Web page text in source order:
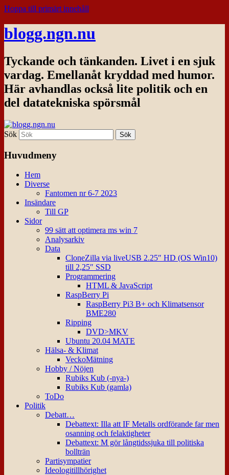
Hoppa till primärt innehåll
blogg.ngn.nu
Tyckande och tänkanden. Livet i en sjuk
vardag. Emellanåt kryddad med humor.
Här avhandlas också lite politik och en
del datatekniska spörsmål
Sök
Huvudmeny
Hem
Diverse
Fantomen nr 6-7 2023
Insändare
Till GP
Sidor
99 sätt att optimera ms win 7
Analysarkiv
Data
CloneZilla via liveUSB 2.25″ HD (OS Win10)
till 2,25″ SSD
Programmering
HTML & JavaScript
RaspBerry Pi
RaspBerry Pi3 B+ och Klimatsensor
BME280
Ripping
DVD>MKV
Ubuntu 20.04 MATE
Hälsa- & Klimat
VeckoMätning
Hobby / Nöjen
Rubiks Kub (-nya-)
Rubiks Kub (gamla)
ToDo
Politik
Debatt…
Debattext: Illa att IF Metalls ordförande far men
osanning och felaktigheter
Debattext: M gör långtidssjuka till politiska
bollträn
Partisympatier
Ideologitillhörighet